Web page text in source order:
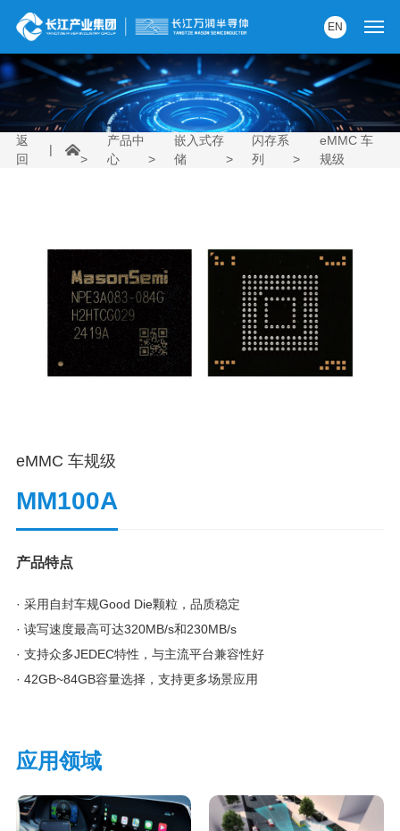
首页
产品中心
解决方案
关于我们
EN
返
回
|
>
产品中
心
>
嵌入式存
储
>
闪存系
列
>
eMMC 车
规级
eMMC 车规级
MM100A
产品特点
· 采用自封车规Good Die颗粒，品质稳定
· 读写速度最高可达320MB/s和230MB/s
· 支持众多JEDEC特性，与主流平台兼容性好
· 42GB~84GB容量选择，支持更多场景应用
应用领域